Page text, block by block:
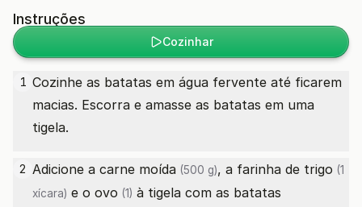
Instruções
Cozinhar
1 Cozinhe as batatas em água fervente até ficarem
macias. Escorra e amasse as batatas em uma
tigela.
2 Adicione a carne moída (500 g), a farinha de trigo (1
xícara) e o ovo (1) à tigela com as batatas